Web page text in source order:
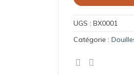
UGS : BX0001
Catégorie :